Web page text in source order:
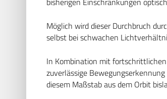
Möglich wird dieser Durchbruch
selbst bei schwachen
In Kombination mit
zuverlässige
diesem Maßstab aus dem Orbit